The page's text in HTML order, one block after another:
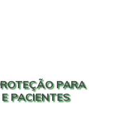
PARA
PACIENTES